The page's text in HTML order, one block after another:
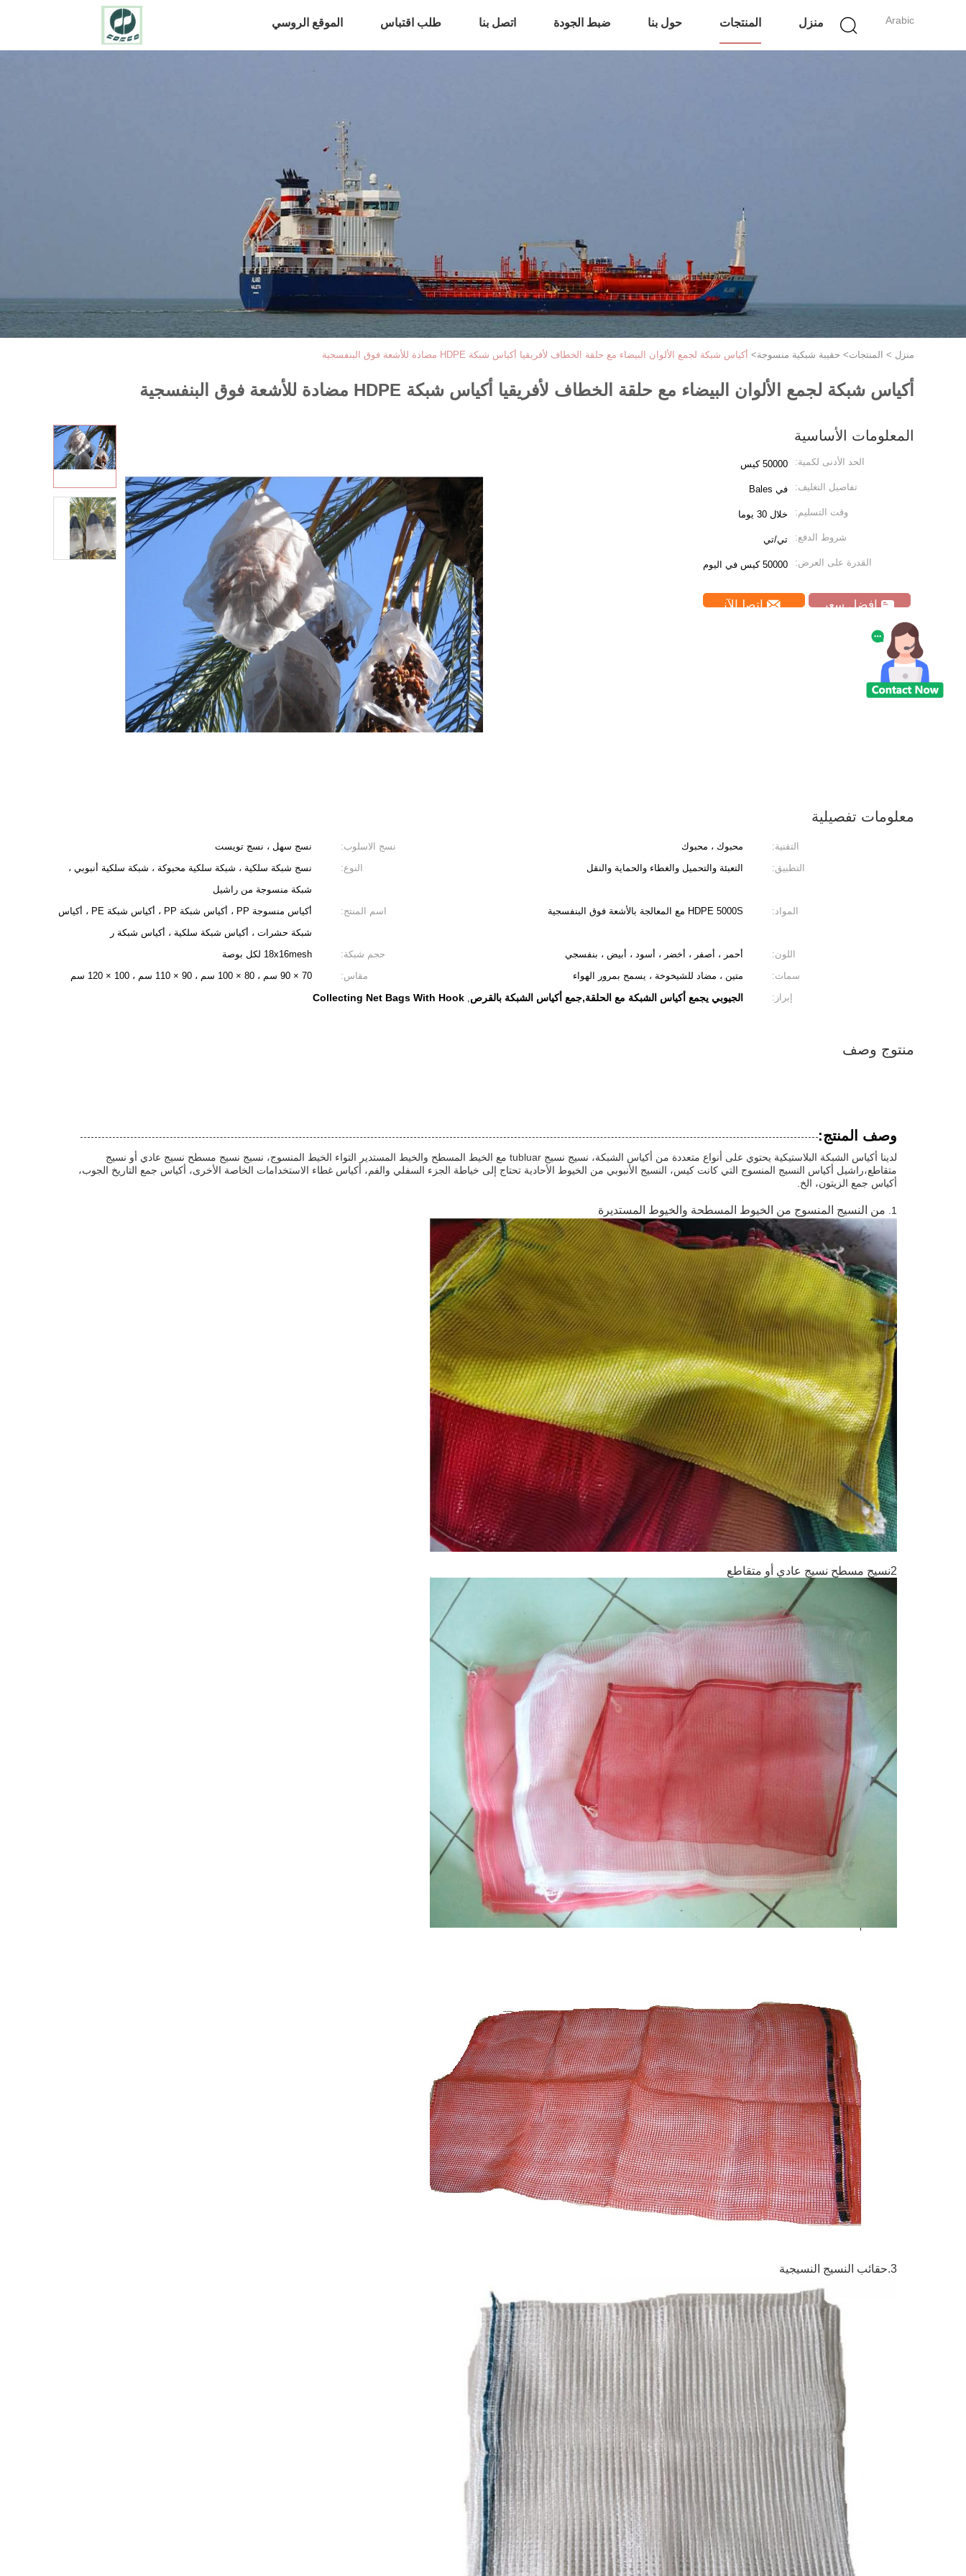
Arabic منزل المنتجات حول بنا ضبط الجودة اتصل بنا طلب اقتباس الموقع الروسي
منزل > المنتجات> حقيبة شبكية منسوجة> أكياس شبكة لجمع الألوان البيضاء مع حلقة الخطاف لأفريقيا أكياس شبكة HDPE مضادة للأشعة فوق البنفسجية
أكياس شبكة لجمع الألوان البيضاء مع حلقة الخطاف لأفريقيا أكياس شبكة HDPE مضادة للأشعة فوق البنفسجية
المعلومات الأساسية
الحد الأدنى لكمية: 50000 كيس
تفاصيل التغليف: في Bales
وقت التسليم: خلال 30 يوما
شروط الدفع: تي/تي
القدرة على العرض: 50000 كيس في اليوم
افضل سعر ﺎﺘﺼﻟ ﺍﻶﻧ
معلومات تفصيلية
التقنية: محبوك ، محبوك نسج الاسلوب:
نسج سهل ، نسج تويست
التطبيق:
التعبئة والتحميل والغطاء والحماية والنقل النوع:
نسج شبكة سلكية ، شبكة سلكية محبوكة ، شبكة سلكية أنبوبي ،
شبكة منسوجة من راشيل
المواد:
HDPE 5000S مع المعالجة بالأشعة فوق البنفسجية اسم المنتج:
أكياس منسوجة PP ، أكياس شبكة PP ، أكياس شبكة PE ، أكياس
شبكة حشرات ، أكياس شبكة سلكية ، أكياس شبكة ر
اللون:
أحمر ، أصفر ، أخضر ، أسود ، أبيض ، بنفسجي حجم شبكة:
18x16mesh لكل بوصة
سمات:
متين ، مضاد للشيخوخة ، يسمح بمرور الهواء مقاس:
70 × 90 سم ، 80 × 100 سم ، 90 × 110 سم ، 100 × 120 سم
إبراز:
الجيوبي يجمع أكياس الشبكة مع الحلقة,جمع أكياس الشبكة بالقرص,
Collecting Net Bags With Hook
منتوج وصف
وصف المنتج:
لدينا أكياس الشبكة البلاستيكية يحتوي على أنواع متعددة من أكياس الشبكة، نسيج نسيج tubluar مع الخيط المسطح والخيط المستدير التواء الخيط المنسوج، نسيج نسيج مسطح نسيج عادي أو نسيج
متقاطع،راشيل أكياس النسيج المنسوج التي كانت كيس، النسيج الأنبوبي من الخيوط الأحادية تحتاج إلى خياطة الجزء السفلي والفم، أكياس غطاء الاستخدامات الخاصة الأخرى، أكياس جمع التاريخ الجوب،
أكياس جمع الزيتون، الخ.
من النسيج المنسوج من الخيوط المسطحة والخيوط المستديرة
2نسيج مسطح نسيج عادي أو متقاطع
3. حقائب النسيج النسيجية